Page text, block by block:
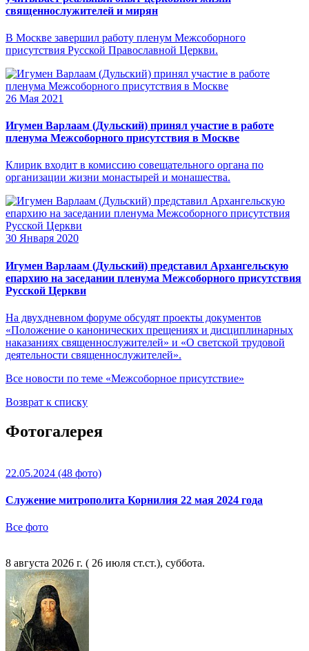
священнослужителей и мирян
В Москве завершил работу пленум Межсоборного
присутствия Русской Православной Церкви.
26 Мая 2021
Игумен Варлаам (Дульский) принял участие в работе
пленума Межсоборного присутствия в Москве
Клирик входит в комиссию совещательного органа по
организации жизни монастырей и монашества.
30 Января 2020
Игумен Варлаам (Дульский) представил Архангельскую
епархию на заседании пленума Межсоборного присутствия
Русской Церкви
На двухдневном форуме обсудят проекты документов
«Положение о канонических прещениях и дисциплинарных
наказаниях священнослужителей» и «О светской трудовой
деятельности священнослужителей».
Все новости по теме «Межсоборное присутствие»
Возврат к списку
Фотогалерея
22.05.2024 (48 фото)
Служение митрополита Корнилия 22 мая 2024 года
Все фото
8 августа 2026 г. ( 26 июля ст.ст.), суббота.